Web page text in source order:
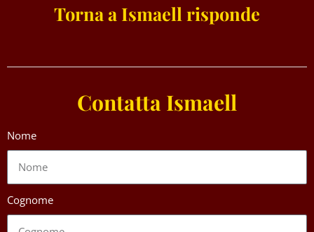
Torna a Ismaell risponde
Contatta Ismaell
Nome
Cognome